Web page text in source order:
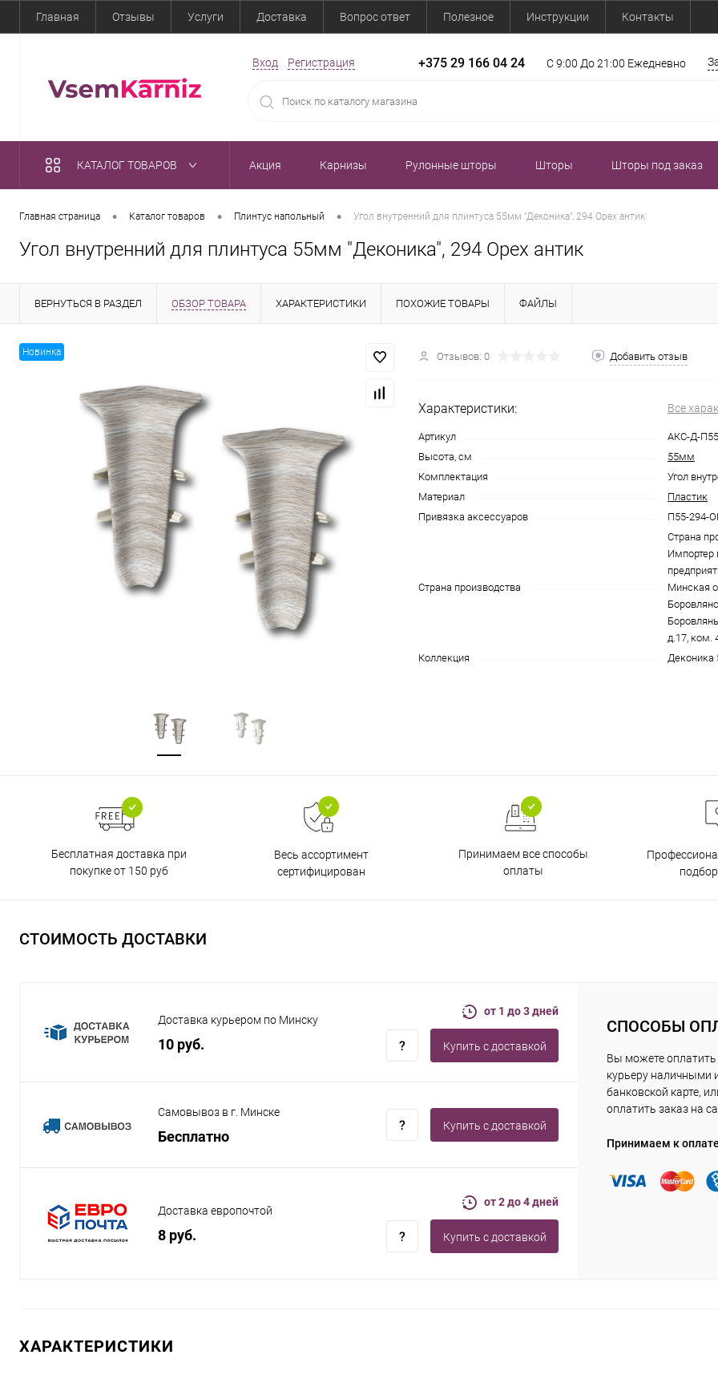
Главная Отзывы Услуги Доставка Вопрос ответ Полезное Инструкции Контакты
Вход Регистрация +375 29 166 04 24 С 9:00 До 21:00 Ежедневно
КАТАЛОГ ТОВАРОВ Акция Карнизы Рулонные шторы Шторы Шторы под заказ
Главная страница • Каталог товаров • Плинтус напольный • Угол внутренний для плинтуса 55мм "Деконика", 294 Орех антик
Угол внутренний для плинтуса 55мм "Деконика", 294 Орех антик
ВЕРНУТЬСЯ В РАЗДЕЛ ОБЗОР ТОВАРА ХАРАКТЕРИСТИКИ ПОХОЖИЕ ТОВАРЫ ФАЙЛЫ
Новинка Отзывов: 0 Добавить отзыв
Характеристики: Все
Артикул
АКС-Д-
Высота, см
55мм
Комплектация
Угол
Материал
Пластик
Привязка аксессуаров
П55-294-
Страна производства
Страна
Импортер
Минская
д.17, ком.
Коллекция
Деконика
Бесплатная доставка при
покупке от 150 руб
Весь ассортимент
сертифицирован
Принимаем все способы
оплаты
СТОИМОСТЬ ДОСТАВКИ
Доставка курьером по Минску
10 руб.
от 1 до 3 дней
Купить c доставкой
Самовывоз в г. Минске
Бесплатно
Купить c доставкой
Доставка европочтой
8 руб.
от 2 до 4 дней
Купить c доставкой
СПОСОБЫ
Вы можете оплатить
курьеру наличными
банковской карте,
оплатить заказ на
Принимаем к оплате
ХАРАКТЕРИСТИКИ